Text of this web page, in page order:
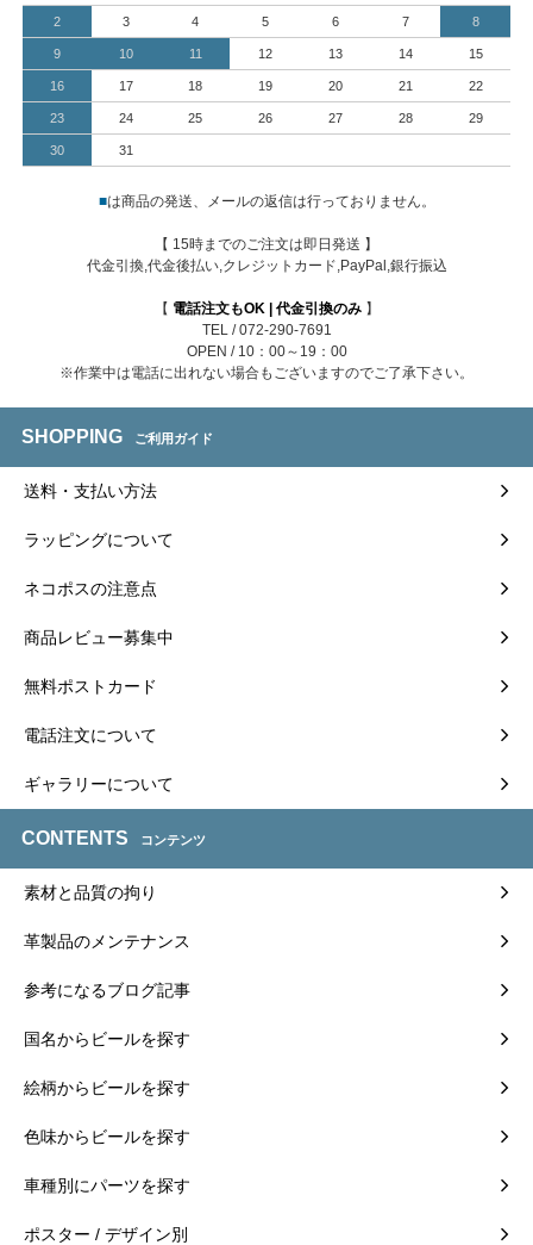
2 3 4 5 6 7 8
9 10 11 12 13 14 15
16 17 18 19 20 21 22
23 24 25 26 27 28 29
30 31
■は商品の発送、メールの返信は行っておりません。
【 15時までのご注文は即日発送 】
代金引換,代金後払い,クレジットカード,PayPal,銀行振込
【 電話注文もOK | 代金引換のみ】
TEL / 072-290-7691
OPEN / 10：00～19：00
※作業中は電話に出れない場合もございますのでご了承下さい。
SHOPPING ご利用ガイド
送料・支払い方法
ラッピングについて
ネコポスの注意点
商品レビュー募集中
無料ポストカード
電話注文について
ギャラリーについて
CONTENTS コンテンツ
素材と品質の拘り
革製品のメンテナンス
参考になるブログ記事
国名からビールを探す
絵柄からビールを探す
色味からビールを探す
車種別にパーツを探す
ポスター / デザイン別